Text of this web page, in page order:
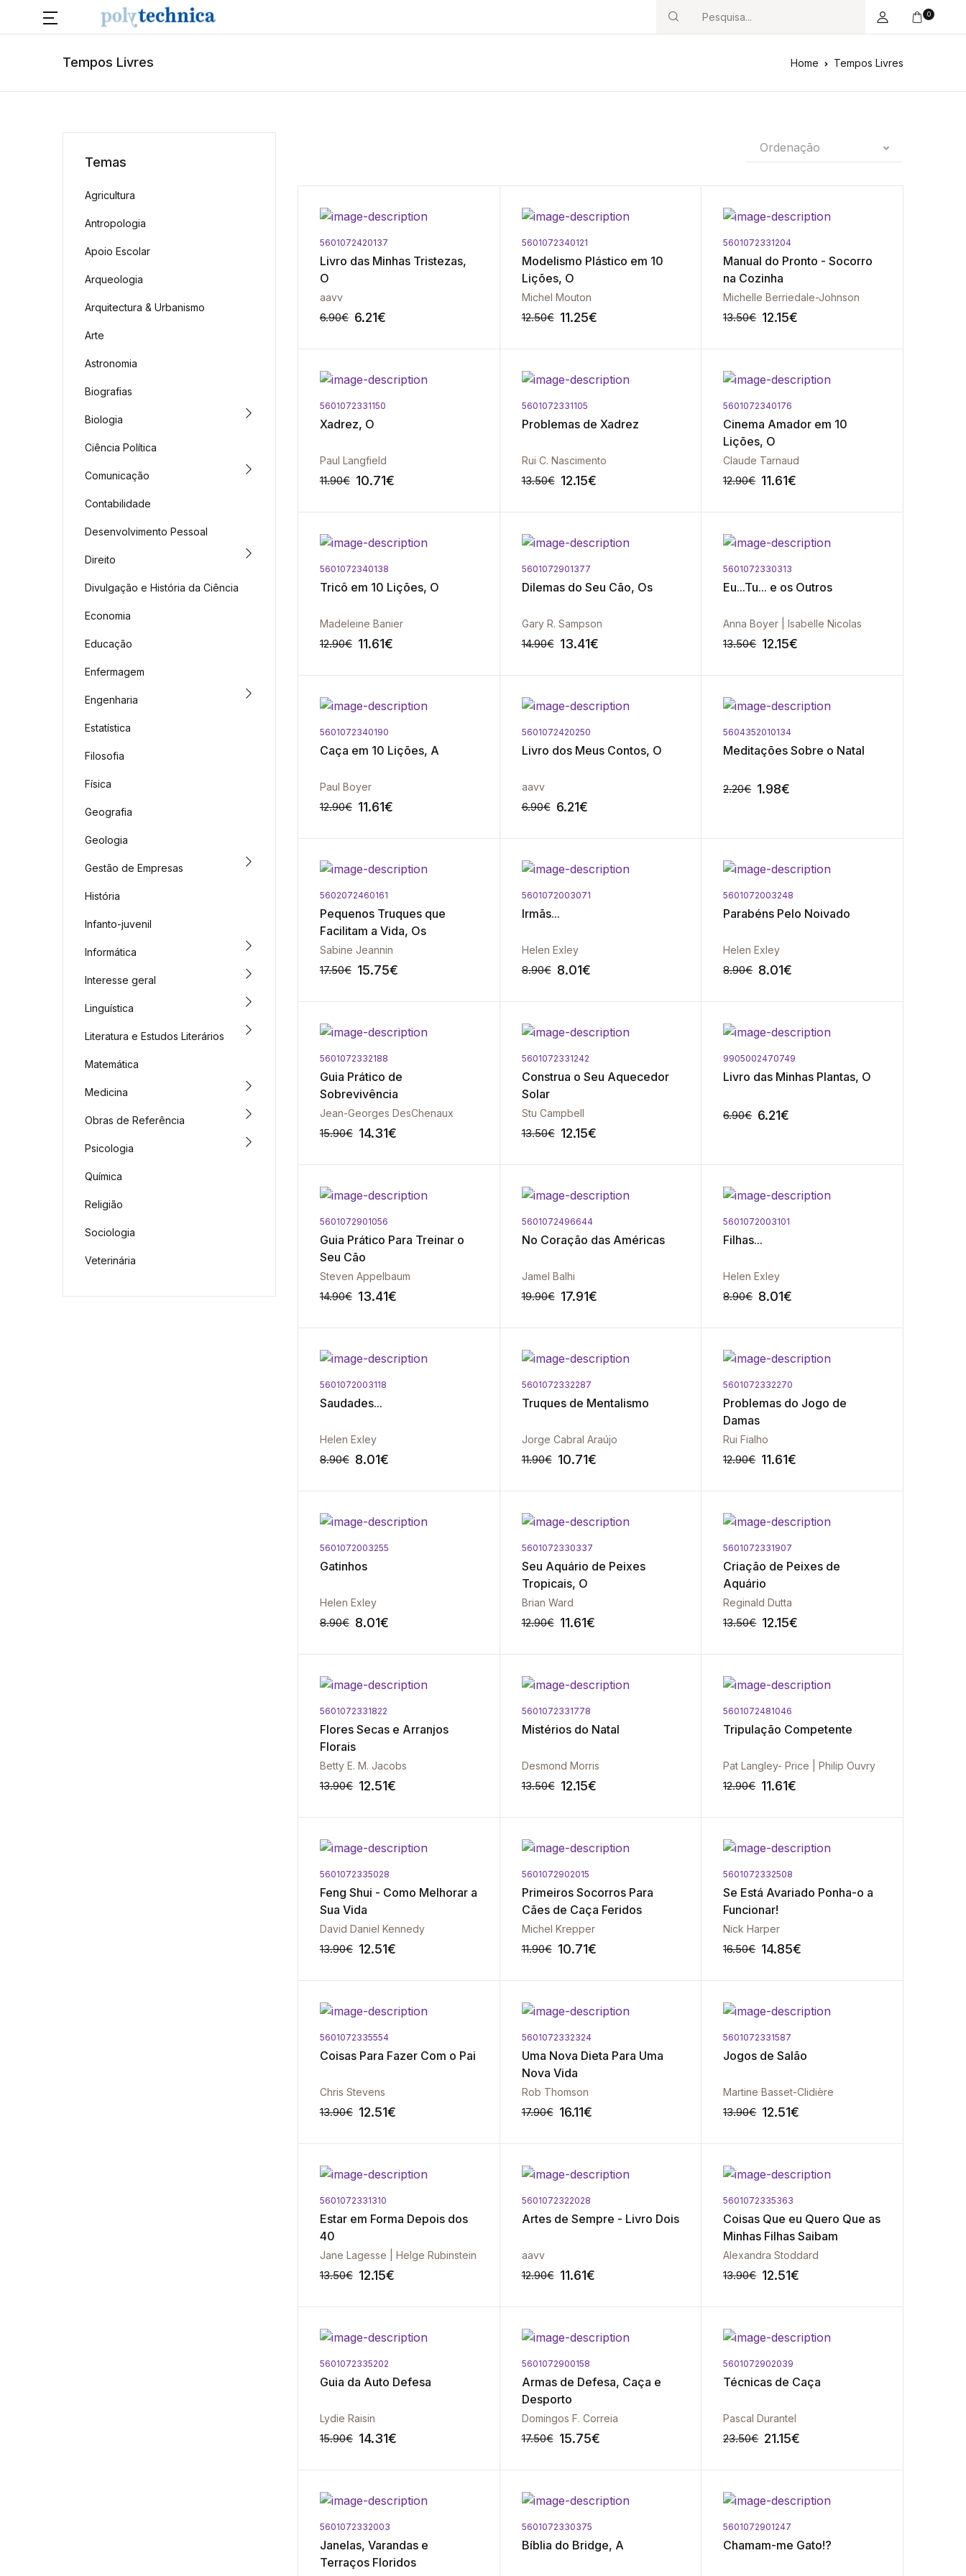
Search
0
Tempos Livres Home Tempos Livres
Ordenação
5601072420137
Livro das Minhas Tristezas,
O
aavv
6.90€ 6.21€
5601072340121
Modelismo Plástico em 10
Lições, O
Michel Mouton
12.50€ 11.25€
5601072331204
Manual do Pronto - Socorro
na Cozinha
Michelle Berriedale-Johnson
13.50€ 12.15€
5601072331150
Xadrez, O
Paul Langfield
11.90€ 10.71€
5601072331105
Problemas de Xadrez
Rui C. Nascimento
13.50€ 12.15€
5601072340176
Cinema Amador em 10
Lições, O
Claude Tarnaud
12.90€ 11.61€
5601072340138
Tricô em 10 Lições, O
Madeleine Banier
12.90€ 11.61€
5601072901377
Dilemas do Seu Cão, Os
Gary R. Sampson
14.90€ 13.41€
5601072330313
Eu...Tu... e os Outros
Anna Boyer | Isabelle Nicolas
13.50€ 12.15€
5601072340190
Caça em 10 Lições, A
Paul Boyer
12.90€ 11.61€
5601072420250
Livro dos Meus Contos, O
aavv
6.90€ 6.21€
5604352010134
Meditações Sobre o Natal
2.20€ 1.98€
5602072460161
Pequenos Truques que
Facilitam a Vida, Os
Sabine Jeannin
17.50€ 15.75€
5601072003071
Irmãs...
Helen Exley
8.90€ 8.01€
5601072003248
Parabéns Pelo Noivado
Helen Exley
8.90€ 8.01€
5601072332188
Guia Prático de
Sobrevivência
Jean-Georges DesChenaux
15.90€ 14.31€
5601072331242
Construa o Seu Aquecedor
Solar
Stu Campbell
13.50€ 12.15€
9905002470749
Livro das Minhas Plantas, O
6.90€ 6.21€
5601072901056
Guia Prático Para Treinar o
Seu Cão
Steven Appelbaum
14.90€ 13.41€
5601072496644
No Coração das Américas
Jamel Balhi
19.90€ 17.91€
5601072003101
Filhas...
Helen Exley
8.90€ 8.01€
5601072003118
Saudades...
Helen Exley
8.90€ 8.01€
5601072332287
Truques de Mentalismo
Jorge Cabral Araújo
11.90€ 10.71€
5601072332270
Problemas do Jogo de
Damas
Rui Fialho
12.90€ 11.61€
5601072003255
Gatinhos
Helen Exley
8.90€ 8.01€
5601072330337
Seu Aquário de Peixes
Tropicais, O
Brian Ward
12.90€ 11.61€
5601072331907
Criação de Peixes de
Aquário
Reginald Dutta
13.50€ 12.15€
5601072331822
Flores Secas e Arranjos
Florais
Betty E. M. Jacobs
13.90€ 12.51€
5601072331778
Mistérios do Natal
Desmond Morris
13.50€ 12.15€
5601072481046
Tripulação Competente
Pat Langley- Price | Philip Ouvry
12.90€ 11.61€
5601072335028
Feng Shui - Como Melhorar a
Sua Vida
David Daniel Kennedy
13.90€ 12.51€
5601072902015
Primeiros Socorros Para
Cães de Caça Feridos
Michel Krepper
11.90€ 10.71€
5601072332508
Se Está Avariado Ponha-o a
Funcionar!
Nick Harper
16.50€ 14.85€
5601072335554
Coisas Para Fazer Com o Pai
Chris Stevens
13.90€ 12.51€
5601072332324
Uma Nova Dieta Para Uma
Nova Vida
Rob Thomson
17.90€ 16.11€
5601072331587
Jogos de Salão
Martine Basset-Clidière
13.90€ 12.51€
5601072331310
Estar em Forma Depois dos
40
Jane Lagesse | Helge Rubinstein
13.50€ 12.15€
5601072322028
Artes de Sempre - Livro Dois
aavv
12.90€ 11.61€
5601072335363
Coisas Que eu Quero Que as
Minhas Filhas Saibam
Alexandra Stoddard
13.90€ 12.51€
5601072335202
Guia da Auto Defesa
Lydie Raisin
15.90€ 14.31€
5601072900158
Armas de Defesa, Caça e
Desporto
Domingos F. Correia
17.50€ 15.75€
5601072902039
Técnicas de Caça
Pascal Durantel
23.50€ 21.15€
5601072332003
Janelas, Varandas e
Terraços Floridos
5601072330375
Bíblia do Bridge, A
5601072901247
Chamam-me Gato!?
Temas
Agricultura
Antropologia
Apoio Escolar
Arqueologia
Arquitectura & Urbanismo
Arte
Astronomia
Biografias
Biologia
Ciência Política
Comunicação
Contabilidade
Desenvolvimento Pessoal
Direito
Divulgação e História da Ciência
Economia
Educação
Enfermagem
Engenharia
Estatística
Filosofia
Física
Geografia
Geologia
Gestão de Empresas
História
Infanto-juvenil
Informática
Interesse geral
Linguística
Literatura e Estudos Literários
Matemática
Medicina
Obras de Referência
Psicologia
Química
Religião
Sociologia
Veterinária